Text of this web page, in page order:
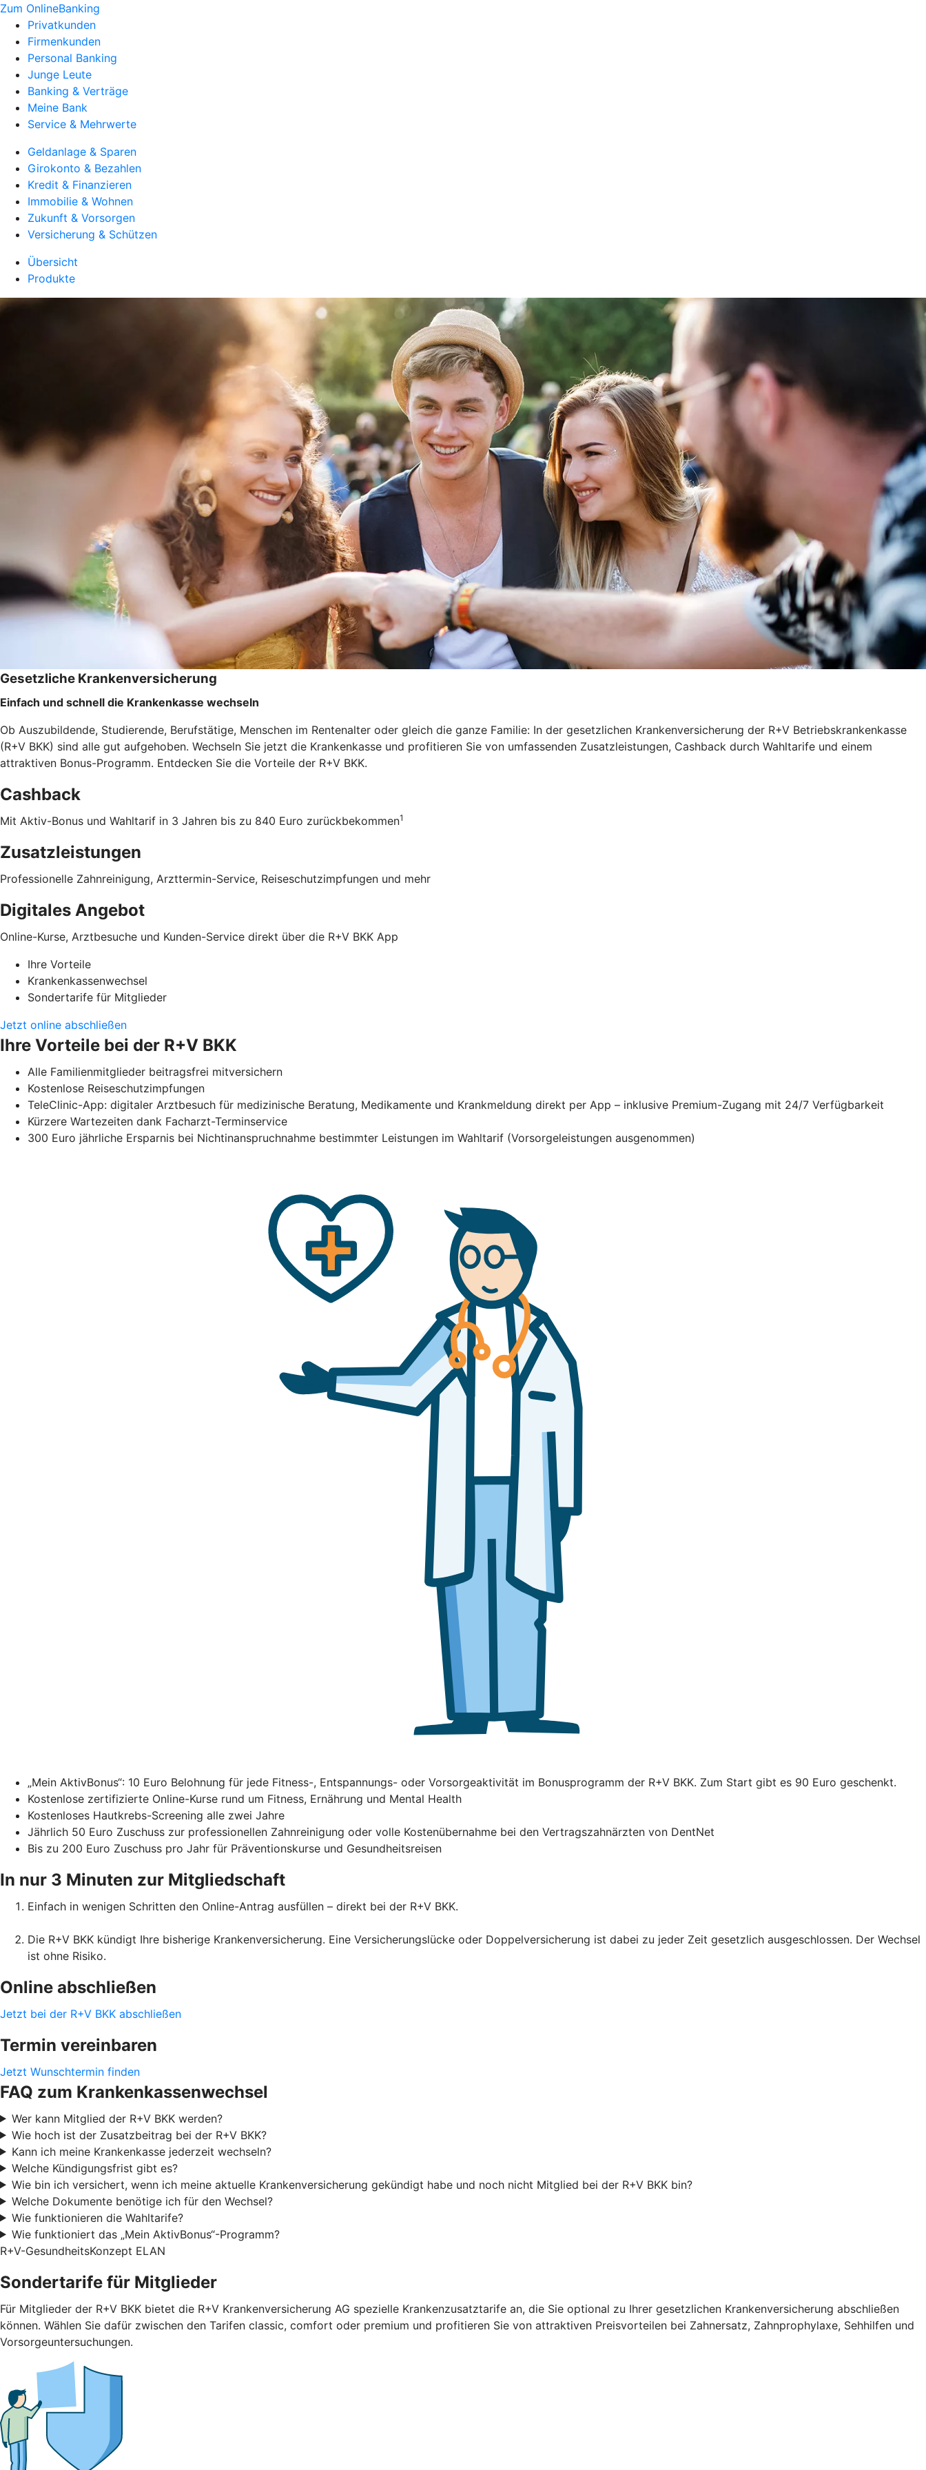
Zum OnlineBanking
Privatkunden
Firmenkunden
Personal Banking
Junge Leute
Banking & Verträge
Meine Bank
Service & Mehrwerte
Geldanlage & Sparen
Girokonto & Bezahlen
Kredit & Finanzieren
Immobilie & Wohnen
Zukunft & Vorsorgen
Versicherung & Schützen
Übersicht
Produkte
Gesetzliche Krankenversicherung
Einfach und schnell die Krankenkasse wechseln
Ob Auszubildende, Studierende, Berufstätige, Menschen im Rentenalter oder gleich die ganze Familie: In der gesetzlichen Krankenversicherung der R+V Betriebskrankenkasse
(R+V BKK) sind alle gut aufgehoben. Wechseln Sie jetzt die Krankenkasse und profitieren Sie von umfassenden Zusatzleistungen, Cashback durch Wahltarife und einem
attraktiven Bonus-Programm. Entdecken Sie die Vorteile der R+V BKK.
Cashback
Mit Aktiv-Bonus und Wahltarif in 3 Jahren bis zu 840 Euro zurückbekommen1
Zusatzleistungen
Professionelle Zahnreinigung, Arzttermin-Service, Reiseschutzimpfungen und mehr
Digitales Angebot
Online-Kurse, Arztbesuche und Kunden-Service direkt über die R+V BKK App
Ihre Vorteile
Krankenkassenwechsel
Sondertarife für Mitglieder
Jetzt online abschließen
Ihre Vorteile bei der R+V BKK
Alle Familienmitglieder beitragsfrei mitversichern
Kostenlose Reiseschutzimpfungen
TeleClinic-App: digitaler Arztbesuch für medizinische Beratung, Medikamente und Krankmeldung direkt per App – inklusive Premium-Zugang mit 24/7 Verfügbarkeit
Kürzere Wartezeiten dank Facharzt-Terminservice
300 Euro jährliche Ersparnis bei Nichtinanspruchnahme bestimmter Leistungen im Wahltarif (Vorsorgeleistungen ausgenommen)
„Mein AktivBonus“: 10 Euro Belohnung für jede Fitness-, Entspannungs- oder Vorsorgeaktivität im Bonusprogramm der R+V BKK. Zum Start gibt es 90 Euro geschenkt.
Kostenlose zertifizierte Online-Kurse rund um Fitness, Ernährung und Mental Health
Kostenloses Hautkrebs-Screening alle zwei Jahre
Jährlich 50 Euro Zuschuss zur professionellen Zahnreinigung oder volle Kostenübernahme bei den Vertragszahnärzten von DentNet
Bis zu 200 Euro Zuschuss pro Jahr für Präventionskurse und Gesundheitsreisen
In nur 3 Minuten zur Mitgliedschaft
Einfach in wenigen Schritten den Online-Antrag ausfüllen – direkt bei der R+V BKK.
Die R+V BKK kündigt Ihre bisherige Krankenversicherung. Eine Versicherungslücke oder Doppelversicherung ist dabei zu jeder Zeit gesetzlich ausgeschlossen. Der Wechsel
ist ohne Risiko.
Online abschließen
Jetzt bei der R+V BKK abschließen
Termin vereinbaren
Jetzt Wunschtermin finden
FAQ zum Krankenkassenwechsel
Wer kann Mitglied der R+V BKK werden?
Wie hoch ist der Zusatzbeitrag bei der R+V BKK?
Kann ich meine Krankenkasse jederzeit wechseln?
Welche Kündigungsfrist gibt es?
Wie bin ich versichert, wenn ich meine aktuelle Krankenversicherung gekündigt habe und noch nicht Mitglied bei der R+V BKK bin?
Welche Dokumente benötige ich für den Wechsel?
Wie funktionieren die Wahltarife?
Wie funktioniert das „Mein AktivBonus“-Programm?
R+V-GesundheitsKonzept ELAN
Sondertarife für Mitglieder
Für Mitglieder der R+V BKK bietet die R+V Krankenversicherung AG spezielle Krankenzusatztarife an, die Sie optional zu Ihrer gesetzlichen Krankenversicherung abschließen
können. Wählen Sie dafür zwischen den Tarifen classic, comfort oder premium und profitieren Sie von attraktiven Preisvorteilen bei Zahnersatz, Zahnprophylaxe, Sehhilfen und
Vorsorgeuntersuchungen.